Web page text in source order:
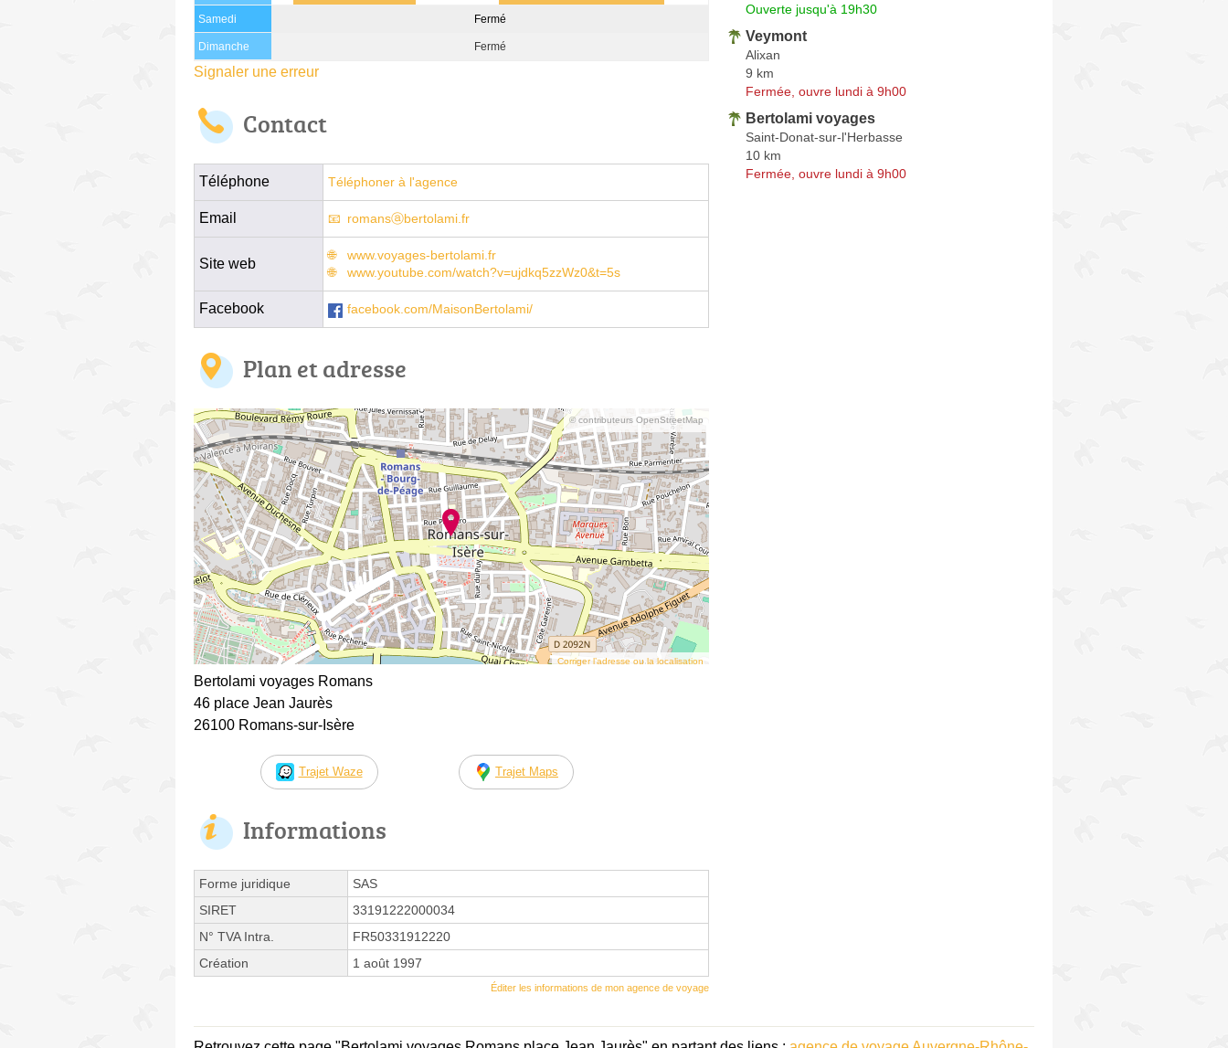
Samedi Fermé
Dimanche Fermé
Signaler une erreur
Contact
Téléphone Téléphoner à l'agence
Email romansⓐbertolami.fr
Site web
www.voyages-bertolami.fr
www.youtube.com/watch?v=ujdkq5zzWz0&t=5s
Facebook facebook.com/MaisonBertolami/
Plan et adresse
© contributeurs OpenStreetMap
Corriger l’adresse ou la localisation
Bertolami voyages Romans
46 place Jean Jaurès
26100 Romans-sur-Isère
Trajet Waze Trajet Maps
Informations
Forme juridique
SAS
SIRET
33191222000034
N° TVA Intra.
FR50331912220
Création
1 août 1997
Éditer les informations de mon agence de voyage
Ouverte jusqu'à 19h30
Veymont
Alixan
9 km
Fermée, ouvre lundi à 9h00
Bertolami voyages
Saint-Donat-sur-l'Herbasse
10 km
Fermée, ouvre lundi à 9h00